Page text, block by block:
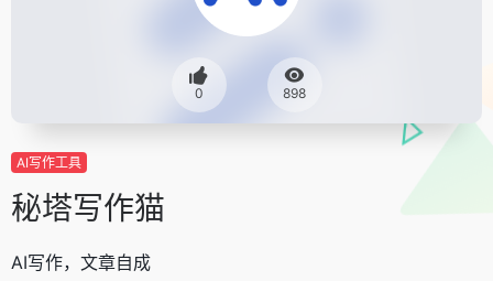
0 898
AI写作工具
秘塔写作猫
AI写作，文章自成